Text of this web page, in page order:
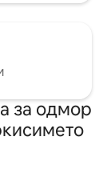
за одмор